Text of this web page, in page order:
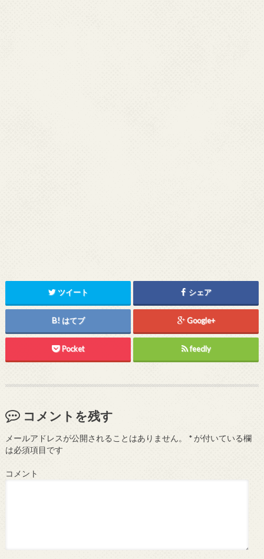
ツイート シェア
はてブ Google+
Pocket feedly
コメントを残す
メールアドレスが公開されることはありません。 *が付いている欄
は必須項目です
コメント